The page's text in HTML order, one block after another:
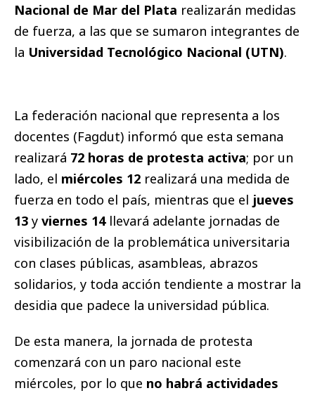
Nacional de Mar del Plata realizarán medidas
de fuerza, a las que se sumaron integrantes de
la Universidad Tecnológico Nacional (UTN).
La federación nacional que representa a los
docentes (Fagdut) informó que esta semana
realizará 72 horas de protesta activa; por un
lado, el miércoles 12 realizará una medida de
fuerza en todo el país, mientras que el jueves
13 y viernes 14llevará adelante jornadas de
visibilización de la problemática universitaria
con clases públicas, asambleas, abrazos
solidarios, y toda acción tendiente a mostrar la
desidia que padece la universidad pública.
De esta manera, la jornada de protesta
comenzará con un paro nacional este
miércoles, por lo que no habrá actividades